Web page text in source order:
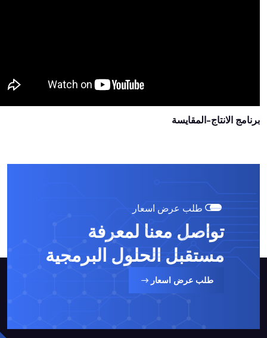
برنامج الانتاج-المقايسة
طلب عرض اسعار
تواصل معنا لمعرفة
مستقبل الحلول البرمجية
طلب عرض اسعار